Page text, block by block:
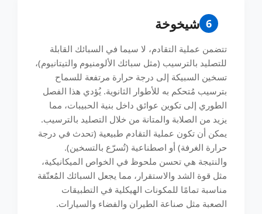
6 شيخوخة
تتضمن عملية التقادم، لا سيما في السبائك القابلة
للتصليد بالترسيب (مثل سبائك الألومنيوم والتيتانيوم)،
تسخين السبيكة إلى درجة حرارة مرتفعة للسماح
بترسيب مُتحكم به للأطوار الثانوية. يُؤدي هذا الفصل
الطوري إلى تكوين عوائق داخل بنية الحبيبات، مما
يزيد من الصلابة والمتانة من خلال التصليد بالترسيب.
يمكن أن تكون عملية التقادم طبيعية (تحدث في درجة
حرارة الغرفة) أو اصطناعية (تُسرّع بالتسخين).
والنتيجة هي تحسن ملحوظ في الخواص الميكانيكية،
مثل قوة الشد والاستقرار، مما يجعل السبائك المُعتّقة
مناسبة تمامًا للمكونات الهيكلية في التطبيقات
الصعبة مثل صناعة الطيران والفضاء والسيارات.